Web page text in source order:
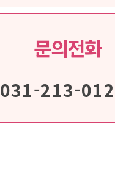
문의전화
031-213-